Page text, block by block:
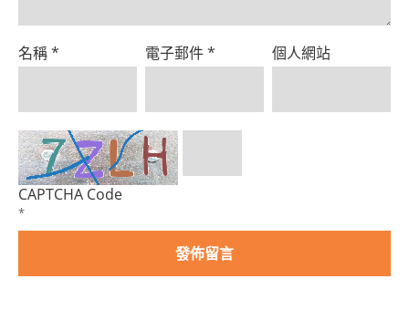
名稱* 電子郵件* 個人網站
CAPTCHA Code
*